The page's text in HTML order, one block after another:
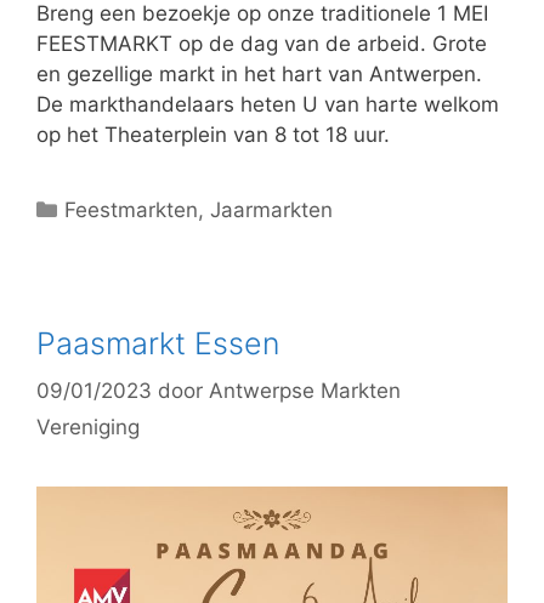
Breng een bezoekje op onze traditionele 1 MEI
FEESTMARKT op de dag van de arbeid. Grote
en gezellige markt in het hart van Antwerpen.
De markthandelaars heten U van harte welkom
op het Theaterplein van 8 tot 18 uur.
Feestmarkten,Jaarmarkten
Paasmarkt Essen
09/01/2023 door Antwerpse Markten
Vereniging